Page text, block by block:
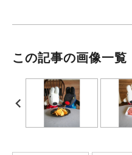
この記事の画像一覧